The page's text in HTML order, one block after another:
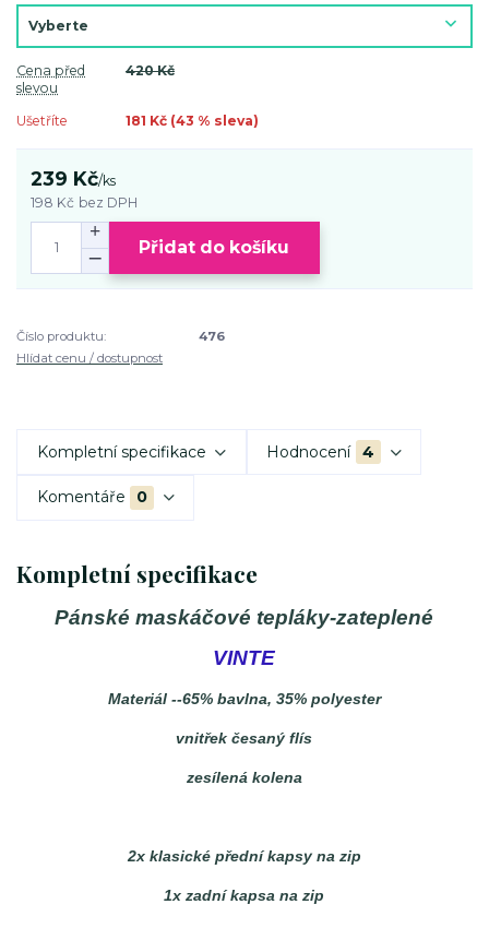
Cena před
slevou
420 Kč
Ušetříte 181 Kč (43 % sleva)
239 Kč/ks
198 Kč bez DPH
Přidat do košíku
Číslo produktu:
476
Hlídat cenu / dostupnost
Kompletní specifikace Hodnocení 4
Komentáře 0
Kompletní specifikace
Pánské maskáčové tepláky-zateplené
VINTE
Materiál --65% bavlna, 35% polyester
vnitřek česaný flís
zesílená kolena
2x klasické přední kapsy na zip
1x zadní kapsa na zip